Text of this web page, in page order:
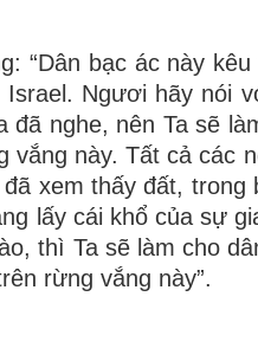
“Dân bạc ác này
Ngươi hãy nói
đã nghe, nên Ta sẽ
vắng này. Tất cả các
xem thấy đất,
lấy cái khổ của sự
thì Ta sẽ làm cho
rừng vắng này”.